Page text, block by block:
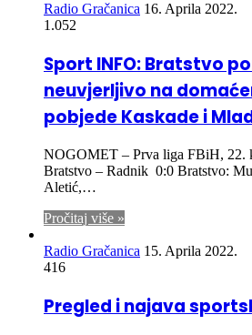
Radio Gračanica 16. Aprila 2022.
1.052
Sport INFO: Bratstvo
neuvjerljivo na
pobjede Kaskade i
NOGOMET – Prva liga FBiH, 22.
Bratstvo – Radnik 0:0 Bratstvo:
Aletić,…
Pročitaj više »
Radio Gračanica 15. Aprila 2022.
416
Pregled i najava